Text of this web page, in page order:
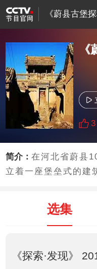
《蔚县古堡探
3
简介：在河北省蔚县
立着一座堡垒式的建
选集
《探索·发现》